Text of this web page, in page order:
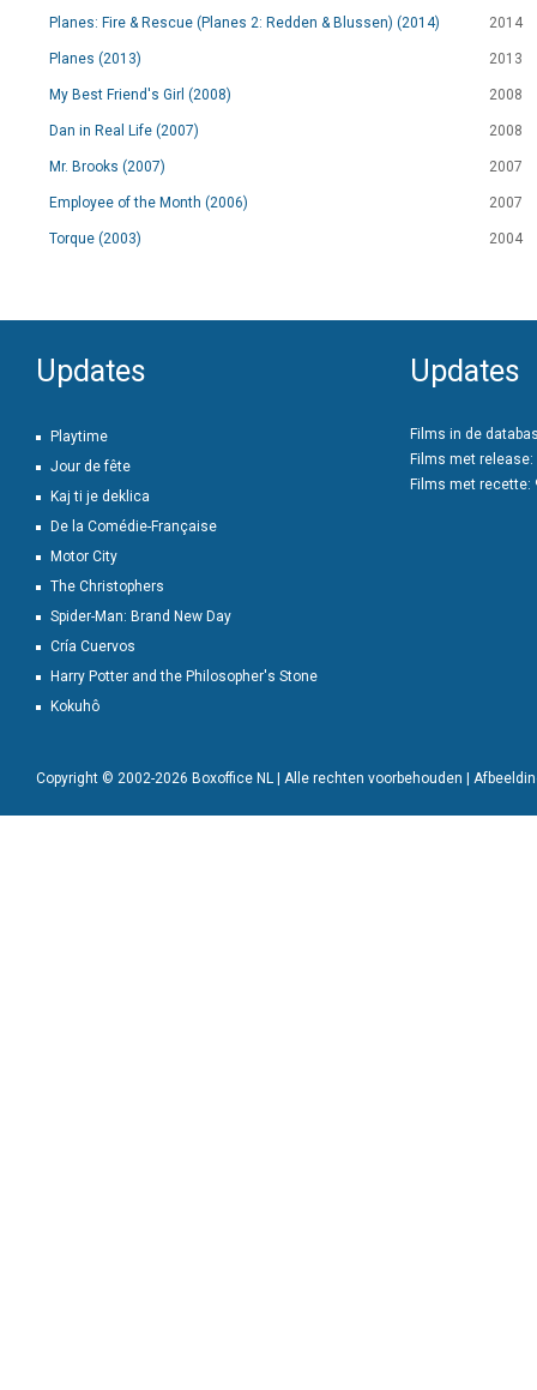
Planes: Fire & Rescue (Planes 2: Redden & Blussen) (2014)
2014
Planes (2013) 2013
My Best Friend's Girl (2008) 2008
Dan in Real Life (2007) 2008
Mr. Brooks (2007) 2007
Employee of the Month (2006) 2007
Torque (2003) 2004
Updates
Playtime
Jour de fête
Kaj ti je deklica
De la Comédie-Française
Motor City
The Christophers
Spider-Man: Brand New Day
Cría Cuervos
Harry Potter and the Philosopher's Stone
Kokuhô
Updates
Films in de
Films met release:
Films met recette:
Copyright © 2002-2026 Boxoffice NL | Alle rechten voorbehouden |